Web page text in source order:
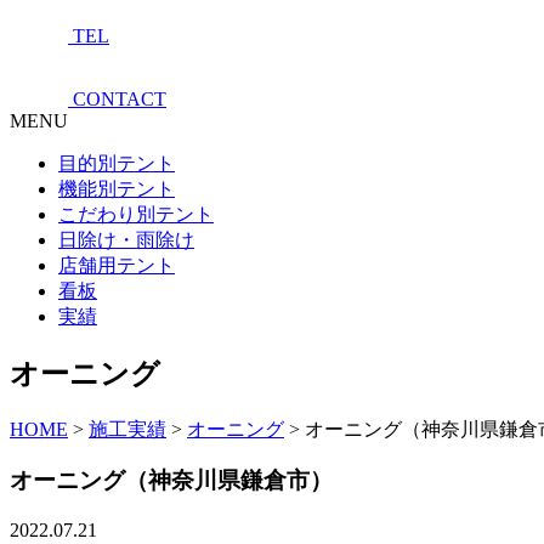
TEL
CONTACT
MENU
目的別テント
機能別テント
こだわり別テント
日除け・雨除け
店舗用テント
看板
実績
オーニング
HOME > 施工実績 > オーニング > オーニング（神奈川県鎌倉
オーニング（神奈川県鎌倉市）
2022.07.21